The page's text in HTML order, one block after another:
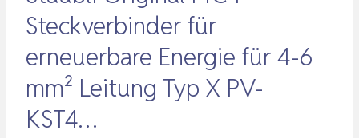
Steckverbinder für
erneuerbare Energie für 4-6
mm² Leitung Typ X PV-
KST4…